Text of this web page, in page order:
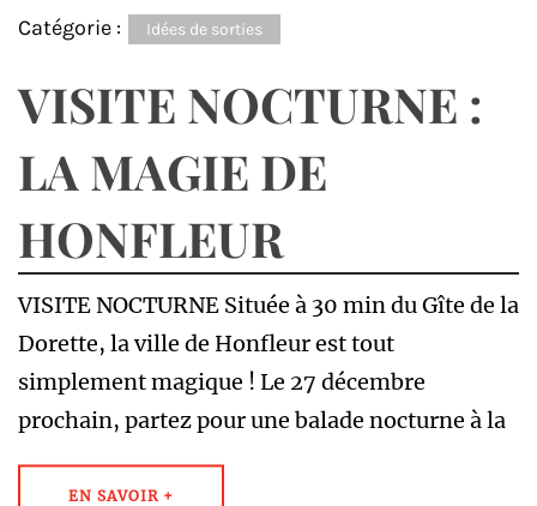
Catégorie : Idées de sorties
VISITE NOCTURNE :
LA MAGIE DE
HONFLEUR
VISITE NOCTURNE Située à 30 min du Gîte de la
Dorette, la ville de Honfleur est tout
simplement magique ! Le 27 décembre
prochain, partez pour une balade nocturne à la
EN SAVOIR +